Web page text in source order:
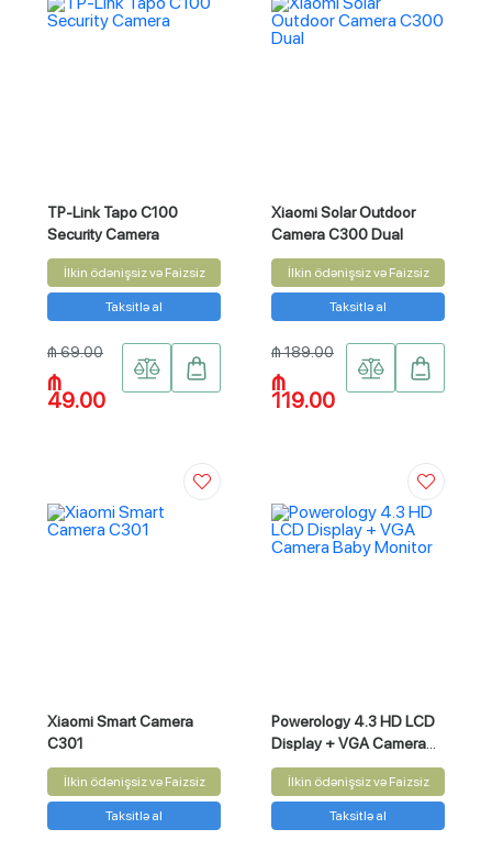
TP-Link Tapo C100
Security Camera
İlkin ödənişsiz və Faizsiz
Taksitlə al
₼ 69.00
₼
49.00
Xiaomi Solar Outdoor
Camera C300 Dual
İlkin ödənişsiz və Faizsiz
Taksitlə al
₼ 189.00
₼
119.00
Xiaomi Smart Camera
C301
İlkin ödənişsiz və Faizsiz
Taksitlə al
Powerology 4.3 HD LCD
Display + VGA Camera
Baby Monitor
İlkin ödənişsiz və Faizsiz
Taksitlə al